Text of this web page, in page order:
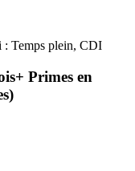
: Temps plein, CDI
Primes en